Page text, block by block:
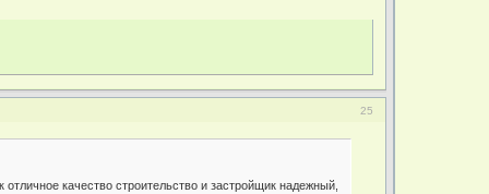
25
качество строительство и застройщик надежный,